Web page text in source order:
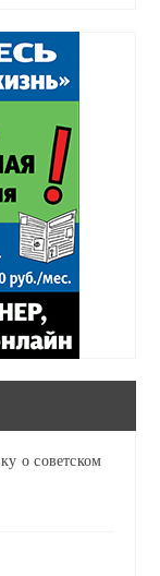
о советском